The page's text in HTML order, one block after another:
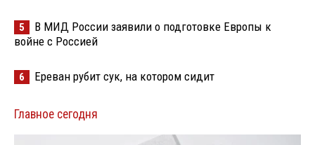
5
В МИД России заявили о подготовке Европы к
войне с Россией
6 Ереван рубит сук, на котором сидит
Главное сегодня